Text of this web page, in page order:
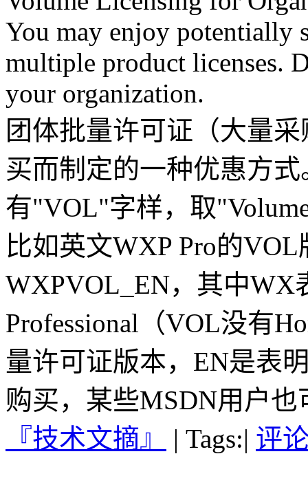
You may enjoy potentially
multiple product licenses.
your organization.
团体批量许可证（大量
买而制定的一种优惠方
有"VOL"字样，取
比如英文WXP Pro的
WXPVOL_EN，其中WX
Professional（VOL没有
量许可证版本，EN是表
购买，某些MSDN用户也
『技术文摘』
| Tags:| 评